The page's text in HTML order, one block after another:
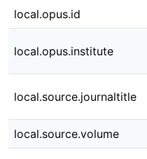
local.opus.id
local.opus.institute
local.source.journaltitle
local.source.volume